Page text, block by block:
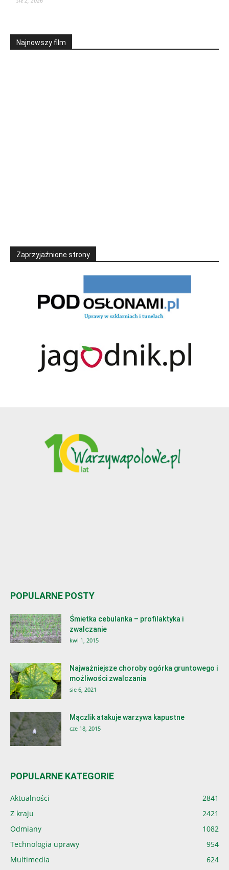
Najnowszy film
Zaprzyjaźnione strony
POPULARNE POSTY
Śmietka cebulanka – profilaktyka i
zwalczanie
kwi 1, 2015
Najważniejsze choroby ogórka gruntowego i
możliwości zwalczania
sie 6, 2021
Mączlik atakuje warzywa kapustne
cze 18, 2015
POPULARNE KATEGORIE
Aktualności
2841
Z kraju
2421
Odmiany
1082
Technologia uprawy
954
Multimedia
624